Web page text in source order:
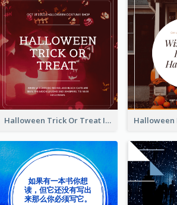
Halloween Trick Or Treat Instagram Post